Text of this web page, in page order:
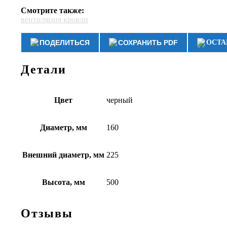
Смотрите также:
вентиляция кровли
ПОДЕЛИТЬСЯ СОХРАНИТЬ PDF
Детали
Цвет черный
Диаметр, мм 160
Внешний диаметр, мм 225
Высота, мм 500
Отзывы